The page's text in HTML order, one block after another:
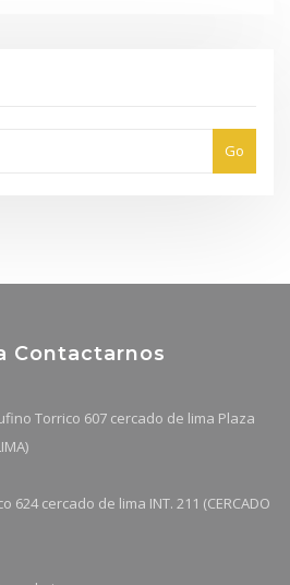
Go
Contactarnos
Torrico 607 cercado de lima Plaza
624 cercado de lima INT. 211 (CERCADO